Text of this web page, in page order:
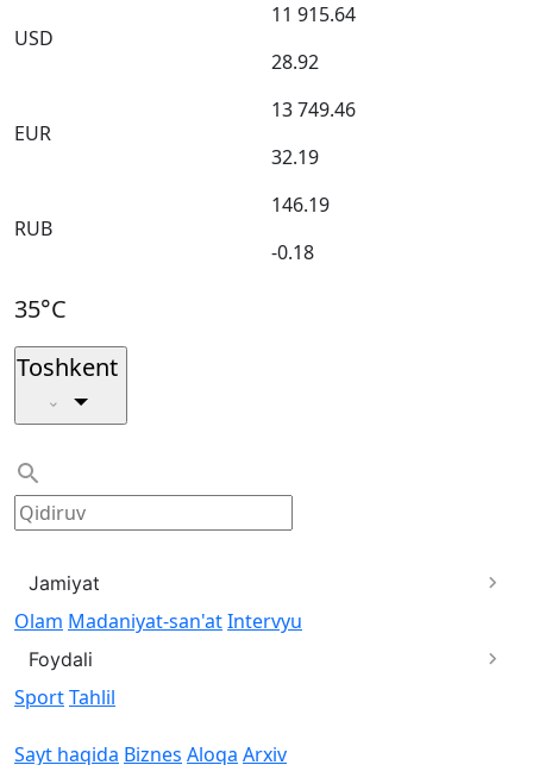
USD
11 915.64
28.92
EUR
13 749.46
32.19
RUB
146.19
-0.18
35°C
Toshkent
Jamiyat
Olam Madaniyat-san'atIntervyu
Foydali
SportTahlil
Sayt haqida Biznes Aloqa Arxiv